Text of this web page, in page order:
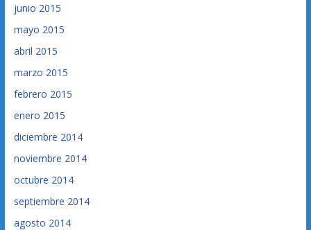
junio 2015
mayo 2015
abril 2015
marzo 2015
febrero 2015
enero 2015
diciembre 2014
noviembre 2014
octubre 2014
septiembre 2014
agosto 2014